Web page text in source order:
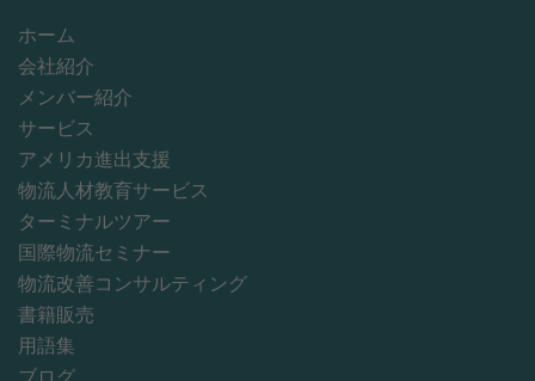
ホーム
会社紹介
メンバー紹介
サービス
アメリカ進出支援
物流人材教育サービス
ターミナルツアー
国際物流セミナー
物流改善コンサルティング
書籍販売
用語集